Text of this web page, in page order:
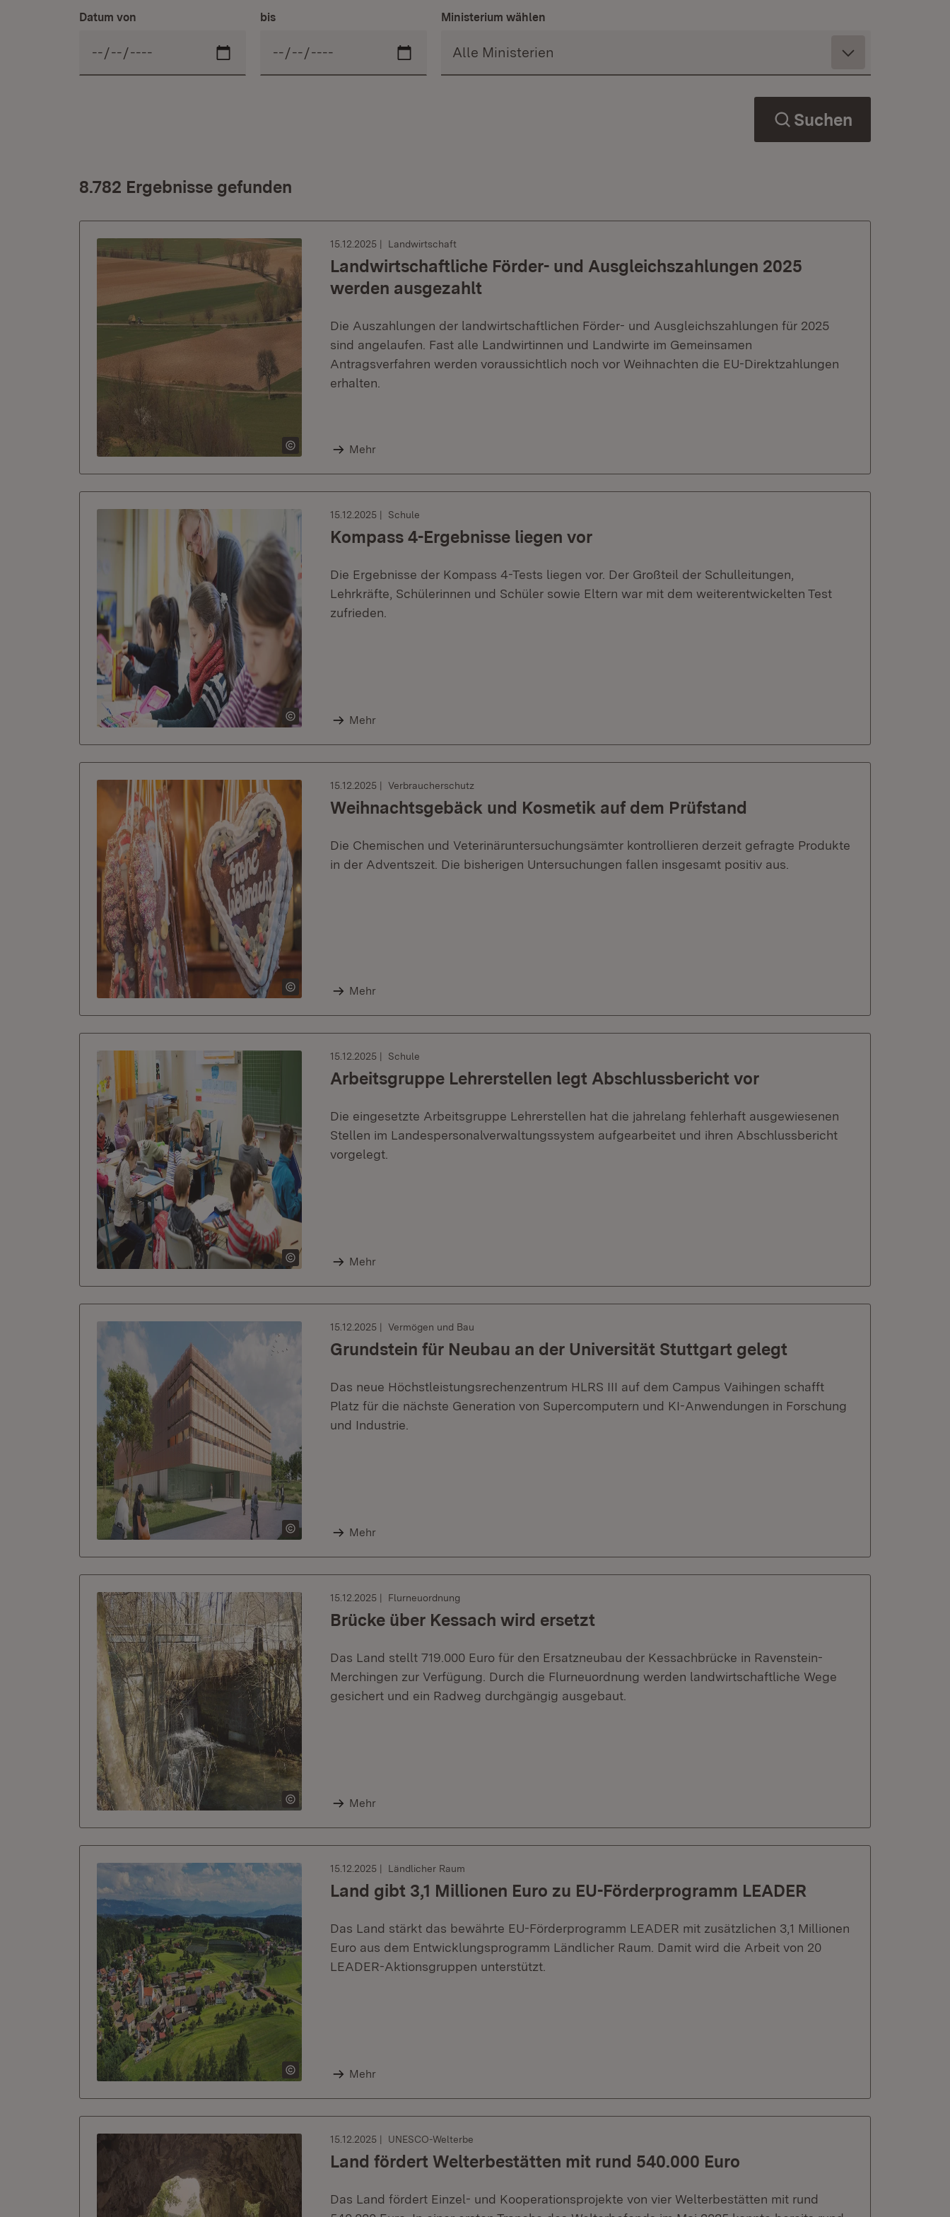
Datum von bis Ministerium wählen
Suchen
8.782 Ergebnisse gefunden
15.12.2025 Landwirtschaft
Landwirtschaftliche Förder- und Ausgleichszahlungen 2025
werden ausgezahlt
Die Auszahlungen der landwirtschaftlichen Förder- und Ausgleichszahlungen für 2025
sind angelaufen. Fast alle Landwirtinnen und Landwirte im Gemeinsamen
Antragsverfahren werden voraussichtlich noch vor Weihnachten die EU-Direktzahlungen
erhalten.
Mehr
15.12.2025 Schule
Kompass 4-Ergebnisse liegen vor
Die Ergebnisse der Kompass 4-Tests liegen vor. Der Großteil der Schulleitungen,
Lehrkräfte, Schülerinnen und Schüler sowie Eltern war mit dem weiterentwickelten Test
zufrieden.
Mehr
15.12.2025 Verbraucherschutz
Weihnachtsgebäck und Kosmetik auf dem Prüfstand
Die Chemischen und Veterinäruntersuchungsämter kontrollieren derzeit gefragte Produkte
in der Adventszeit. Die bisherigen Untersuchungen fallen insgesamt positiv aus.
Mehr
15.12.2025 Schule
Arbeitsgruppe Lehrerstellen legt Abschlussbericht vor
Die eingesetzte Arbeitsgruppe Lehrerstellen hat die jahrelang fehlerhaft ausgewiesenen
Stellen im Landespersonalverwaltungssystem aufgearbeitet und ihren Abschlussbericht
vorgelegt.
Mehr
15.12.2025 Vermögen und Bau
Grundstein für Neubau an der Universität Stuttgart gelegt
Das neue Höchstleistungsrechenzentrum HLRS III auf dem Campus Vaihingen schafft
Platz für die nächste Generation von Supercomputern und KI-Anwendungen in Forschung
und Industrie.
Mehr
15.12.2025 Flurneuordnung
Brücke über Kessach wird ersetzt
Das Land stellt 719.000 Euro für den Ersatzneubau der Kessachbrücke in Ravenstein-
Merchingen zur Verfügung. Durch die Flurneuordnung werden landwirtschaftliche Wege
gesichert und ein Radweg durchgängig ausgebaut.
Mehr
15.12.2025 Ländlicher Raum
Land gibt 3,1 Millionen Euro zu EU-Förderprogramm LEADER
Das Land stärkt das bewährte EU-Förderprogramm LEADER mit zusätzlichen 3,1 Millionen
Euro aus dem Entwicklungsprogramm Ländlicher Raum. Damit wird die Arbeit von 20
LEADER-Aktionsgruppen unterstützt.
Mehr
15.12.2025 UNESCO-Welterbe
Land fördert Welterbestätten mit rund 540.000 Euro
Das Land fördert Einzel- und Kooperationsprojekte von vier Welterbestätten mit rund